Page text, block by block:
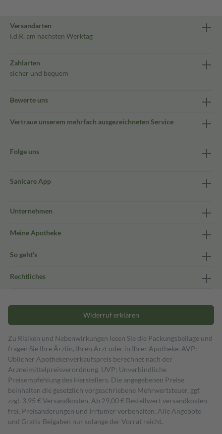
Versandarten
i.d.R. am nächsten Werktag
Zahlarten
sicher und bequem
Bewerte uns
Vertraue unserem mehrfach ausgezeichneten Service
Folge uns
Sanicare App
Unternehmen
Meine Apotheke
So geht's
Rechtliches
Widerruf erklären
Zu Risiken und Nebenwirkungen lesen Sie die Packungsbeilage und
fragen Sie Ihre Ärztin, Ihren Arzt oder in Ihrer Apotheke. AVP:
Üblicher Apothekenverkaufspreis berechnet nach der
Arzneimittelpreisverordnung. UVP: Unverbindliche
Preisempfehlung des Herstellers. Die angegebenen Preise
beinhalten die gesetzlich vorgeschriebene Mehrwertsteuer, ggf.
zzgl. 3,95 € Versandkosten. Ab 29,00 € Bestell­wert versand­kosten­
frei. Preisänderungen und Irrtümer vorbehalten. Alle Angebote
und Gratis-Beigaben nur solange der Vorrat reicht.